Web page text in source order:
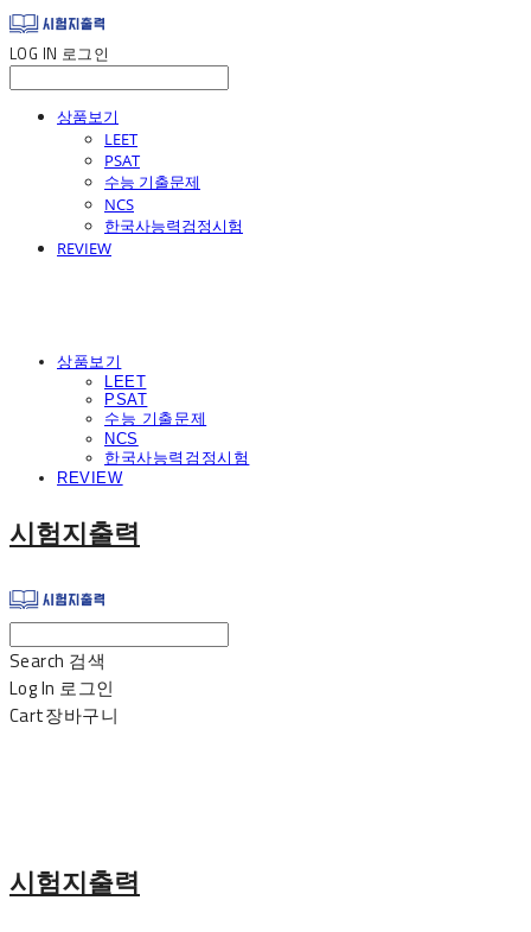
LOG IN 로그인
상품보기
LEET
PSAT
수능 기출문제
NCS
한국사능력검정시험
REVIEW
상품보기
LEET
PSAT
수능 기출문제
NCS
한국사능력검정시험
REVIEW
시험지출력
Search 검색
Log In 로그인
Cart장바구니
시험지출력